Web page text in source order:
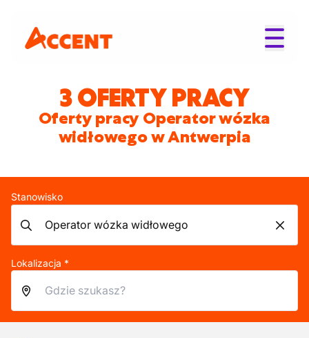
3 OFERTY PRACY
Oferty pracy Operator wózka
widłowego w Antwerpia
Stanowisko
Lokalizacja *